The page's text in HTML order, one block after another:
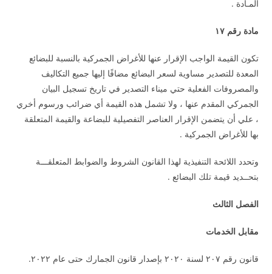
المـادة .
مادة رقم ١٧
تكون القيمة الواجب الإقرار عنها للأغراض الجمركية بالنسبة للبضائع
المعدة للتصدير مساوية لسعر البضائع مضافًا إليها جميع التكاليف
والمصروفات الفعلية حتي ميناء التصدير في تاريخ تسجيل البيان
الجمركي المقدم عنها ، ولا تشمل هذه القيمة أي ضرائب ورسوم أخري
، علي أن يتضمن الإقرار العناصر التفصيلية للبضاعة والقيمة المتعلقة
بها للأغراض الجمركية .
وتحدد اللائحة التنفيذية لهذا القانون الشروط والضوابط المتعلقـــة
بتحــديد قيمة تلك البضائع .
الفصل الثالث
مقابل الخدمات
قانون رقم ٢٠٧ لسنة ٢٠٢٠ بإصدار قانون الجمارك حتى عام ٢٠٢٢.